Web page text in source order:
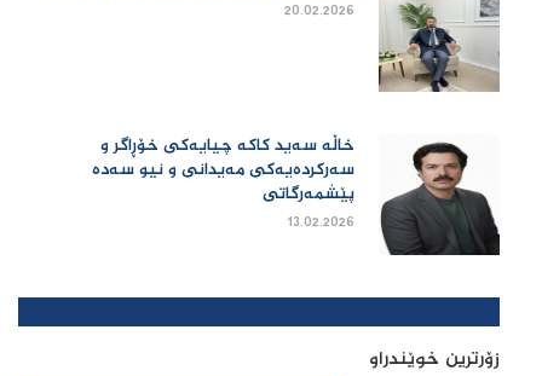
20.02.2026
خاڵە سەید کاکە چیایەکی خۆڕاگر و
سەرکردەیەکی مەیدانی و نیو سەدە
پێشمەرگاتی
13.02.2026
زۆرترین خوێندراو